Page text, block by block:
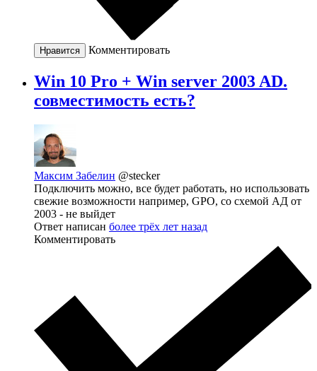
Нравится Комментировать
Win 10 Pro + Win server 2003 AD.
совместимость есть?
Максим Забелин @stecker
Подключить можно, все будет работать, но использовать
свежие возможности например, GPO, со схемой АД от
2003 - не выйдет
Ответ написан более трёх лет назад
Комментировать